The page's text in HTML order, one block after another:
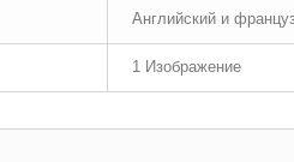
Английский и
1 Изображение